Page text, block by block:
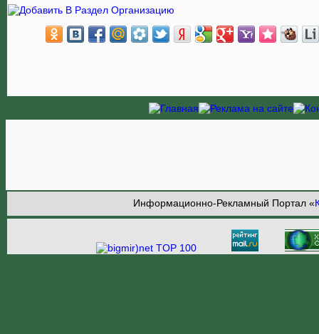
Информационно-Рекламный Портал «